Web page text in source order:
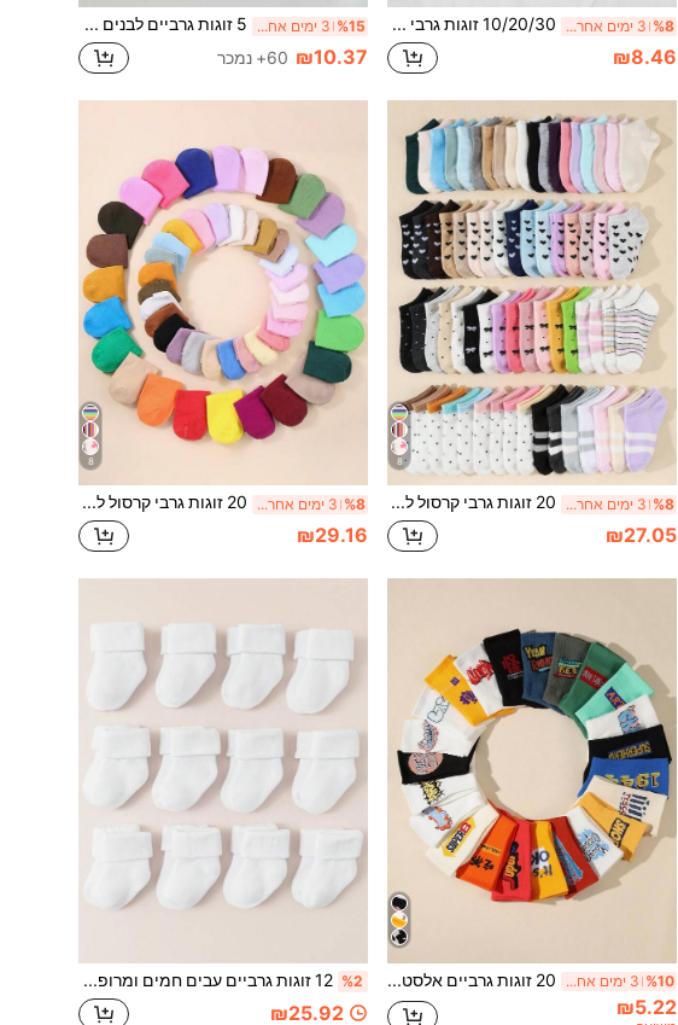
%8 3 ימים אחרונים 10/20/30 זוגות גרבי קרסול ספורטיביים נוחים לאביב/קיץ לילדים בצבע אחיד, נושמים
₪8.46
%15 3 ימים אחרונים 5 זוגות גרביים לבנים עם סרט לבנות, נוחים, עמידים לריח, סופגי לחות, גרביים יומיומיים עד אמצע השוק (מתאימים לכל העונות)
₪10.37 60+ נמכר
8
%8 3 ימים אחרונים 20 זוגות גרבי קרסול לילדים מגוונים באופן אקראי עם פסים חמודים והדפס לבבות, גרביים קצרות ורכות ונוחות לילדים לבנים ולבנות לשני המינים
₪27.05
8
%8 3 ימים אחרונים 20 זוגות גרבי קרסול לילדים: צבעי סוכרייה, רכים ונוחים, יומיומיים ורב-שימושיים, מתאימים ללבישה יומית, צבעים מעורבבים אקראיים
₪29.16
%10 3 ימים אחרונים 20 זוגות גרביים אלסטיות מעל השוק עם גרפיטי לנוער, אופנת רחוב, ספורט וספורט, סקייטבורד
₪5.22
%2 12 זוגות גרביים עבים חמים ומרופדים לילדים קטנים בנים ובנות, בלבן, סגנון בסיסי
₪25.92